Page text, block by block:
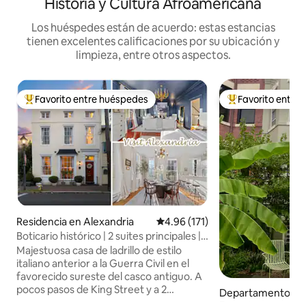
Los huéspedes están de acuerdo: estas estancias
tienen excelentes calificaciones por su ubicación y
limpieza, entre otros aspectos.
De los mejores en Favorito entre huéspedes
Favorito entre huéspedes
Residencia en Alexandria Calificación promedio: 4.96 de
4.96 (171)
Boticario histórico | 2 suites principales |
Casco antiguo
Majestuosa casa de ladrillo de estilo
italiano anterior a la Guerra Civil en el
favorecido sureste del casco antiguo. A
pocos pasos de King Street y a 2
De los mejores
Favorito entre
Departamento